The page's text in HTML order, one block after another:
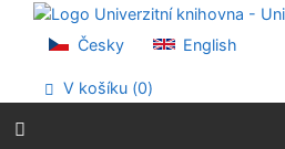
Přejít na obsah
Přejít na menu
Prohlášení o webové přístupnosti
Česky English
V košíku (0)